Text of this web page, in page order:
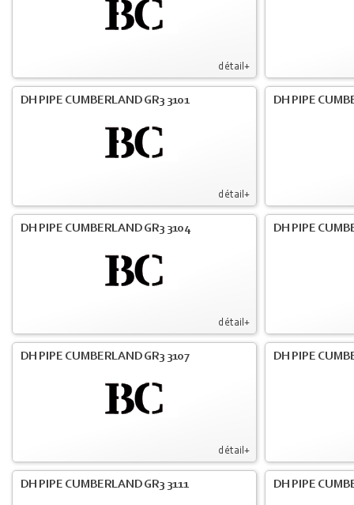
détail+
détail+
DH PIPE CUMBERLAND GR3 3101 DH PIPE
détail+
DH PIPE CUMBERLAND GR3 3104 DH PIPE
détail+
DH PIPE CUMBERLAND GR3 3107 DH PIPE
DH PIPE CUMBERLAND GR3 3111 DH PIPE